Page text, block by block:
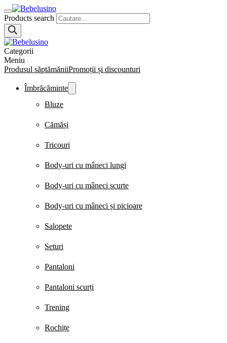
Products search
Categorii
Meniu
Produsul săptămăniiPromoții și discounturi
Îmbrăcăminte
Bluze
Cămăși
Tricouri
Body-uri cu mâneci lungi
Body-uri cu mâneci scurte
Body-uri cu mâneci și picioare
Salopete
Seturi
Pantaloni
Pantaloni scurți
Trening
Rochițe